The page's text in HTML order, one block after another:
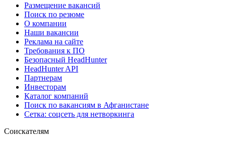
Размещение вакансий
Поиск по резюме
О компании
Наши вакансии
Реклама на сайте
Требования к ПО
Безопасный HeadHunter
HeadHunter API
Партнерам
Инвесторам
Каталог компаний
Поиск по вакансиям в Афганистане
Сетка: соцсеть для нетворкинга
Соискателям